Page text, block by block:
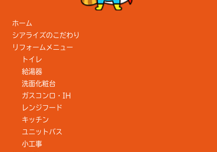
ホーム
シアライズのこだわり
リフォームメニュー
トイレ
給湯器
洗面化粧台
ガスコンロ・IH
レンジフード
キッチン
ユニットバス
小工事